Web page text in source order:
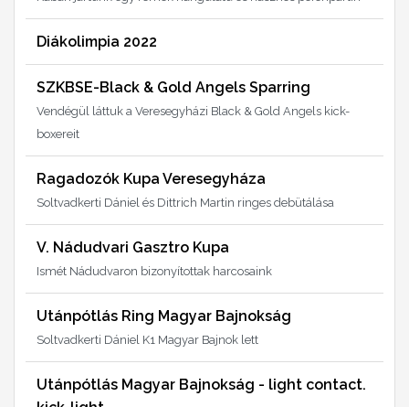
Diákolimpia 2022
SZKBSE-Black & Gold Angels Sparring
Vendégül láttuk a Veresegyházi Black & Gold Angels kick-
boxereit
Ragadozók Kupa Veresegyháza
Soltvadkerti Dániel és Dittrich Martin ringes debütálása
V. Nádudvari Gasztro Kupa
Ismét Nádudvaron bizonyítottak harcosaink
Utánpótlás Ring Magyar Bajnokság
Soltvadkerti Dániel K1 Magyar Bajnok lett
Utánpótlás Magyar Bajnokság - light contact.